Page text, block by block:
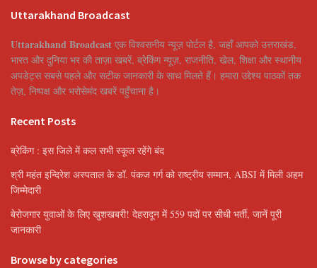
Uttarakhand Broadcast
Uttarakhand Broadcast एक विश्वसनीय न्यूज़ पोर्टल है, जहाँ आपको उत्तराखंड,
भारत और दुनिया भर की ताज़ा खबरें, ब्रेकिंग न्यूज़, राजनीति, खेल, शिक्षा और स्थानीय
अपडेट्स सबसे पहले और सटीक जानकारी के साथ मिलते हैं। हमारा उद्देश्य पाठकों तक
तेज़, निष्पक्ष और भरोसेमंद खबरें पहुँचाना है।
Recent Posts
ब्रेकिंग : इस जिले में कल सभी स्कूल रहेंगे बंद
श्री महंत इन्दिरेश अस्पताल के डॉ. पंकज गर्ग को राष्ट्रीय सम्मान, ABSI में मिली अहम
जिम्मेदारी
बेरोजगार युवाओं के लिए खुशखबरी! देहरादून में 559 पदों पर सीधी भर्ती, जानें पूरी
जानकारी
Browse by categories